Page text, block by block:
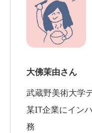
大佛茉由さん
武蔵野美術大学
某IT企業にイン
務